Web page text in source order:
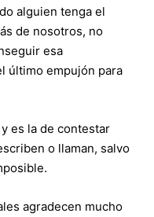
alguien tenga el
de nosotros, no
esa
último empujón para
es la de contestar
o llaman, salvo
agradecen mucho